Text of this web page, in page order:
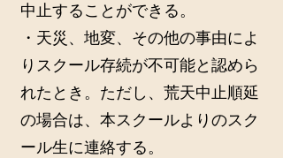
中止することができる。
・天災、地変、その他の事由によ
りスクール存続が不可能と認めら
れたとき。ただし、荒天中止順延
の場合は、本スクールよりのスク
ール生に連絡する。